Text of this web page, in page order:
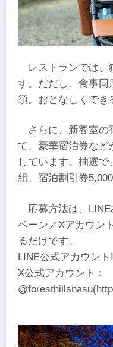
レストランでは
す。だだし、食事同
須。おとなしくでき
さらに、新客室の
て、豪華宿泊券など
しています。抽選
組、宿泊割引券
応募方法は、
ペーン／Xアカウン
るだけです。
LINE公式アカウン
X公式アカウント：